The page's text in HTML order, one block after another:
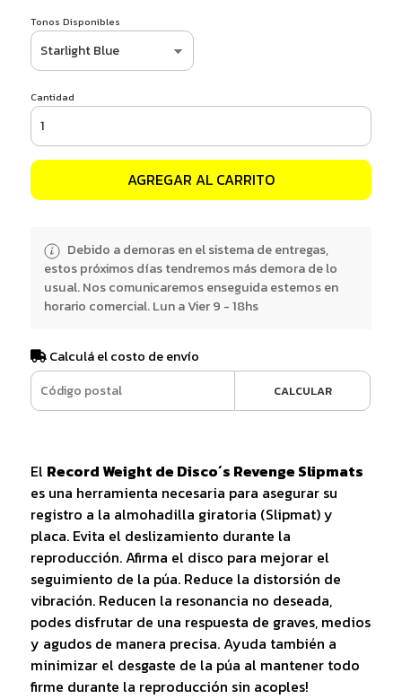
Tonos Disponibles
Cantidad
AGREGAR AL CARRITO
Debido a demoras en el sistema de entregas,
estos próximos días tendremos más demora de lo
usual. Nos comunicaremos enseguida estemos en
horario comercial. Lun a Vier 9 - 18hs
Calculá el costo de envío
CALCULAR
El Record Weight de Disco´s Revenge Slipmats
es una herramienta necesaria para asegurar su
registro a la almohadilla giratoria (Slipmat) y
placa. Evita el deslizamiento durante la
reproducción. Afirma el disco para mejorar el
seguimiento de la púa. Reduce la distorsión de
vibración. Reducen la resonancia no deseada,
podes disfrutar de una respuesta de graves, medios
y agudos de manera precisa. Ayuda también a
minimizar el desgaste de la púa al mantener todo
firme durante la reproducción sin acoples!